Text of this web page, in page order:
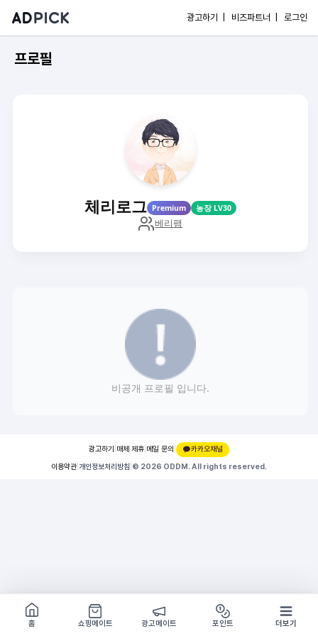
광고하기 | 비즈파트너 | 로그인
프로필
체리로그 Premium 농장 LV30
베리팸
비공개 프로필 입니다.
광고하기 매체 제휴 메일 문의 |
카카오채널
이용약관 개인정보처리방침 © 2026 ODDM. All rights reserved.
쇼핑몰 구경하기
방문시 1G
홈
쇼핑메이트 광고메이트 포인트 더보기